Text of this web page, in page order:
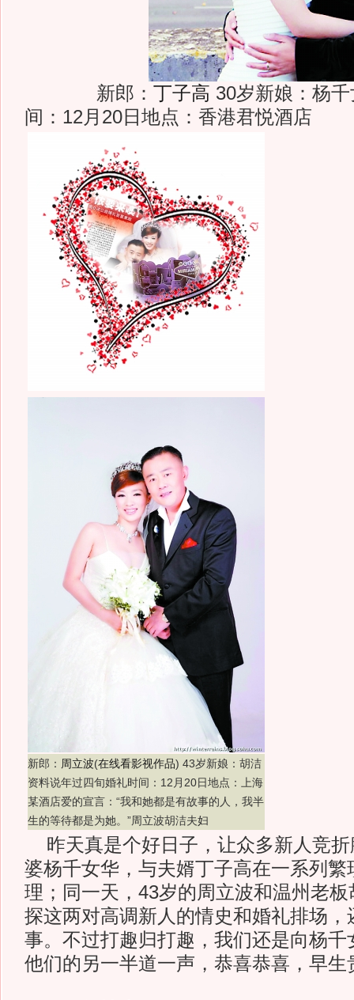
新郎： 丁子高 30岁新娘：杨
间：12月20日地点：香港君悦酒店
新郎： 周立波(在线看影视作品) 43岁新娘：胡洁
资料说年过四旬婚礼时间：12月20日地点：上海
某酒店爱的宣言：“我和她都是有故事的人，我半
生的等待都是为她。”周立波胡洁夫妇
昨天真是个好日子，让众多新人竞折
婆杨千女华，与夫婿丁子高在一系列繁
理；同一天，43岁的周立波和温州老
探这两对高调新人的情史和婚礼排场，
事。不过打趣归打趣，我们还是向杨千
他们的另一半道一声，恭喜恭喜，早生